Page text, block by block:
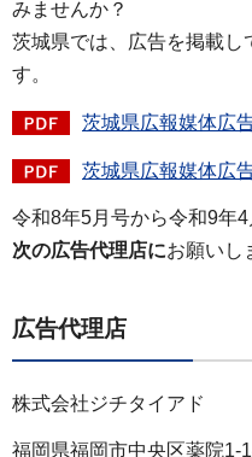
みませんか？
茨城県では、広告を掲載し
す。
茨城県広報媒体広
茨城県広報媒体広
令和8年5月号から令和9年
次の広告代理店にお願いし
広告代理店
株式会社ジチタイアド
福岡県福岡市中央区薬院1-